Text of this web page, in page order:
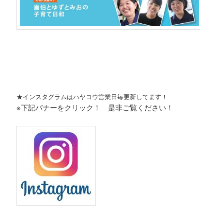
★インスタグラムはハヤコウ営業日毎更新してます！
※下記バナーをクリック！ 是非ご覧ください！